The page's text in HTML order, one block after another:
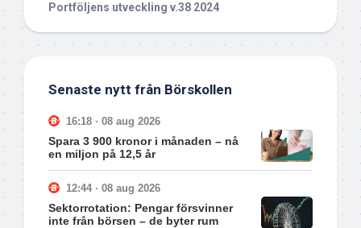
Portföljens utveckling v.38 2024
Senaste nytt från Börskollen
16:18 · 08 aug 2026
Spara 3 900 kronor i månaden – nå
en miljon på 12,5 år
12:44 · 08 aug 2026
Sektorrotation: Pengar försvinner
inte från börsen – de byter rum